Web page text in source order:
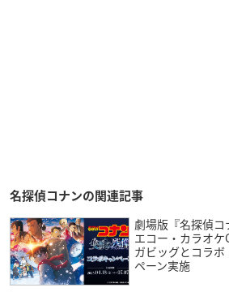
名探偵コナンの関連記事
劇場版『名探偵
エコー・カラオケ
ガビッグとコラ
ペーン実施